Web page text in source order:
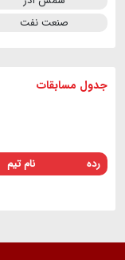
صنعت نفت
جدول مسابقات
رده نام تیم